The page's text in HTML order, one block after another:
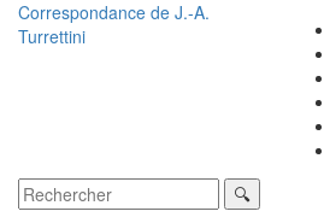
Correspondance de J.-A.
Turrettini